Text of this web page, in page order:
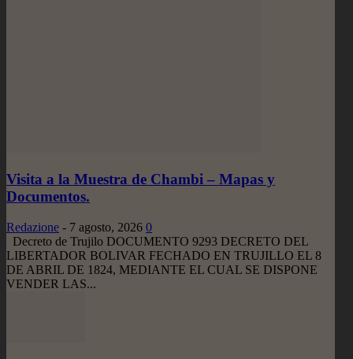
Visita a la Muestra de Chambi – Mapas y
Documentos.
Redazione - 7 agosto, 2026 0
Decreto de Trujilo DOCUMENTO 9293 DECRETO DEL
LIBERTADOR BOLIVAR FECHADO EN TRUJILLO EL 8
DE ABRIL DE 1824, MEDIANTE EL CUAL SE DISPONE
VENDER LAS...